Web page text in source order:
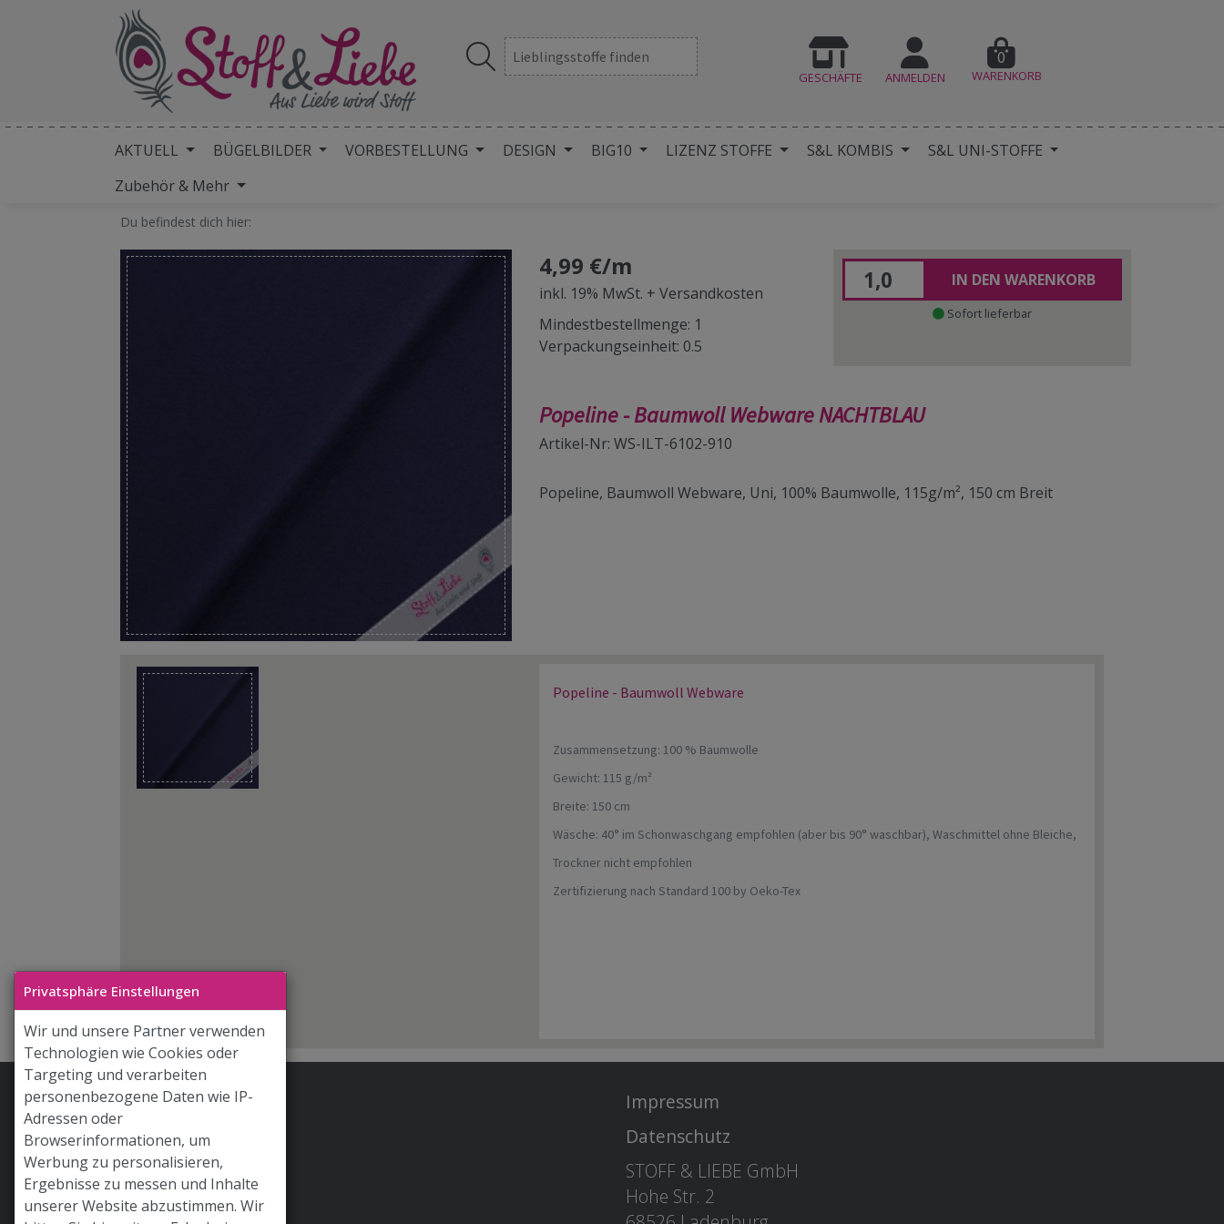
Privatsphäre Einstellungen
Wir und unsere Partner verwenden
Technologien wie Cookies oder
Targeting und verarbeiten
personenbezogene Daten wie IP-
Adressen oder
Browserinformationen, um
Werbung zu personalisieren,
Ergebnisse zu messen und Inhalte
unserer Website abzustimmen. Wir
GESCHÄFTE ANMELDEN
0
WARENKORB
AKTUELL BÜGELBILDER VORBESTELLUNG DESIGN BIG10 LIZENZ STOFFE S&L KOMBIS
S&L UNI-STOFFE
Zubehör & Mehr
Du befindest dich hier:
4,99 €/m
inkl. 19% MwSt. + Versandkosten
Mindestbestellmenge: 1
Verpackungseinheit: 0.5
IN DEN WARENKORB
Sofort lieferbar
Popeline - Baumwoll Webware NACHTBLAU
Artikel-Nr: WS-ILT-6102-910
Popeline, Baumwoll Webware, Uni, 100% Baumwolle, 115g/m², 150 cm Breit
Popeline - Baumwoll Webware
Zusammensetzung: 100 % Baumwolle
Gewicht: 115 g/m²
Breite: 150 cm
Wäsche: 40° im Schonwaschgang empfohlen (aber bis 90° waschbar), Waschmittel ohne Bleiche,
Trockner nicht empfohlen
Zertifizierung nach Standard 100 by Oeko-Tex
Stoff & Liebe App
Hilfe / FAQ
Versand
Widerrufsrecht
Impressum
Datenschutz
STOFF & LIEBE GmbH
Hohe Str. 2